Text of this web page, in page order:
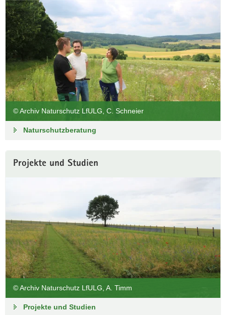
© Archiv Naturschutz LfULG, C. Schneier
Naturschutzberatung
Projekte und Studien
© Archiv Naturschutz LfULG, A. Timm
Projekte und Studien